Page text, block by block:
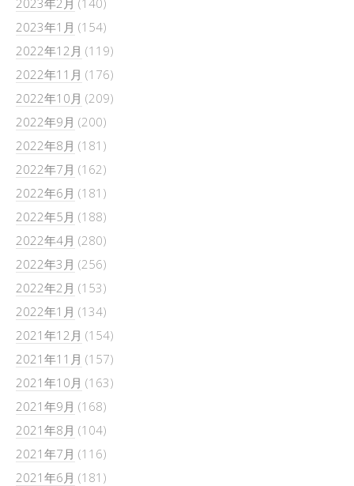
2023年2月 (140)
2023年1月 (154)
2022年12月 (119)
2022年11月 (176)
2022年10月 (209)
2022年9月 (200)
2022年8月 (181)
2022年7月 (162)
2022年6月 (181)
2022年5月 (188)
2022年4月 (280)
2022年3月 (256)
2022年2月 (153)
2022年1月 (134)
2021年12月 (154)
2021年11月 (157)
2021年10月 (163)
2021年9月 (168)
2021年8月 (104)
2021年7月 (116)
2021年6月 (181)